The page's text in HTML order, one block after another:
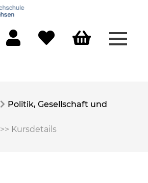
Politik, Gesellschaft und
>> Kursdetails